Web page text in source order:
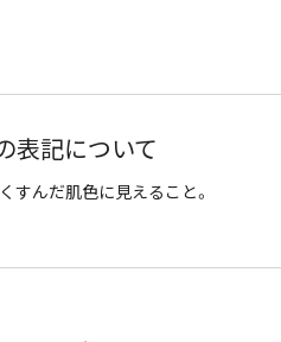
表記について
すんだ肌色に見えること。